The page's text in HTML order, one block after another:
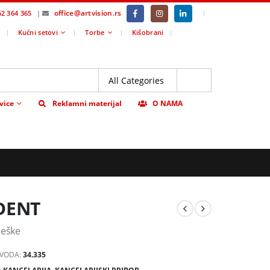
364 365 | office@artvision.rs |
Kućni setovi Torbe
Kišobrani
Reklamni materijal O NAMA
34.335